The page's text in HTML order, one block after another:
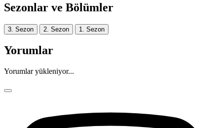
Sezonlar ve Bölümler
3. Sezon 2. Sezon 1. Sezon
Yorumlar
Yorumlar yükleniyor...